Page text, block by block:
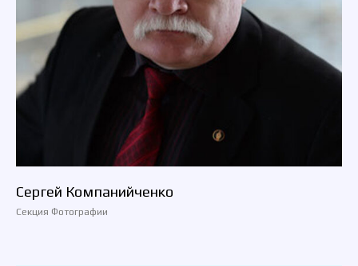
Сергей Компанийченко
Cекция Фотографии